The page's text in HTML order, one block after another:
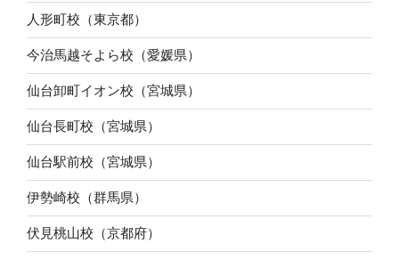
人形町校（東京都）
今治馬越そよら校（愛媛県）
仙台卸町イオン校（宮城県）
仙台長町校（宮城県）
仙台駅前校（宮城県）
伊勢崎校（群馬県）
伏見桃山校（京都府）